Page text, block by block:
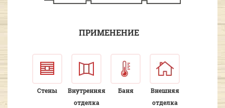
ПРИМЕНЕНИЕ
Стены
Внутренняя
отделка
Баня
Внешняя
отделка